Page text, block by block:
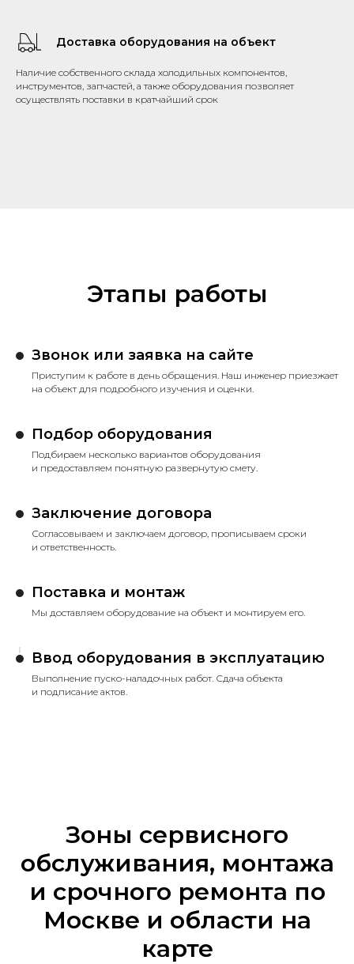
Доставка оборудования на объект
Наличие собственного склада холодильных компонентов,
инструментов, запчастей, а также оборудования позволяет
осуществлять поставки в кратчайший срок
Этапы работы
Звонок или заявка на сайте
Приступим к работе в день обращения. Наш инженер приезжает
на объект для подробного изучения и оценки.
Подбор оборудования
Подбираем несколько вариантов оборудования
и предоставляем понятную развернутую смету.
Заключение договора
Согласовываем и заключаем договор, прописываем сроки
и ответственность.
Поставка и монтаж
Мы доставляем оборудование на объект и монтируем его.
Ввод оборудования в эксплуатацию
Выполнение пуско-наладочных работ. Сдача объекта
и подписание актов.
Зоны сервисного
обслуживания, монтажа
и срочного ремонта по
Москве и области на
карте